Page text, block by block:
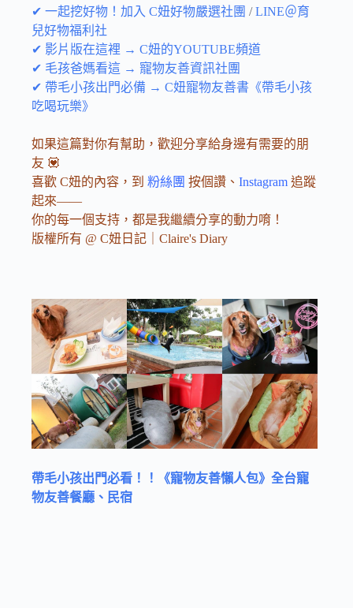
✔ 一起挖好物！加入 C妞好物嚴選社團 /LINE＠育
兒好物福利社
✔ 影片版在這裡 → C妞的YOUTUBE頻道
✔ 毛孩爸媽看這 → 寵物友善資訊社團
✔ 帶毛小孩出門必備 → C妞寵物友善書《帶毛小孩
吃喝玩樂》
如果這篇對你有幫助，歡迎分享給身邊有需要的朋
友 💟
喜歡 C妞的內容，到 粉絲團 按個讚、 Instagram 追蹤
起來——
你的每一個支持，都是我繼續分享的動力唷！
版權所有 @ C妞日記｜Claire's Diary
帶毛小孩出門必看！！《寵物友善懶人包》全台寵
物友善餐廳、民宿